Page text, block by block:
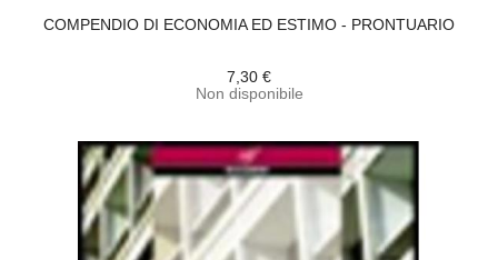
COMPENDIO DI ECONOMIA ED ESTIMO - PRONTUARIO
7,30 €
Non disponibile